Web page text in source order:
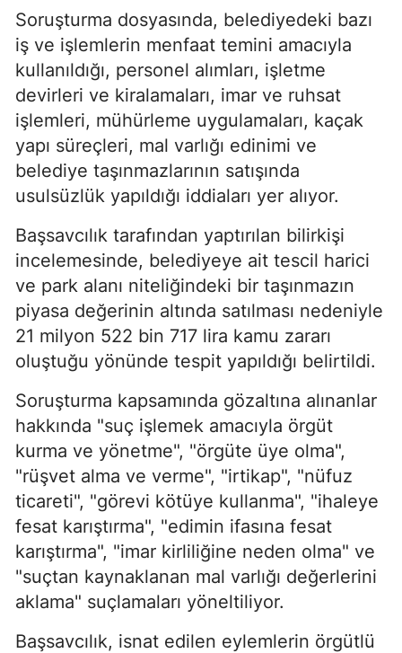
Soruşturma dosyasında, belediyedeki bazı
iş ve işlemlerin menfaat temini amacıyla
kullanıldığı, personel alımları, işletme
devirleri ve kiralamaları, imar ve ruhsat
işlemleri, mühürleme uygulamaları, kaçak
yapı süreçleri, mal varlığı edinimi ve
belediye taşınmazlarının satışında
usulsüzlük yapıldığı iddiaları yer alıyor.
Başsavcılık tarafından yaptırılan bilirkişi
incelemesinde, belediyeye ait tescil harici
ve park alanı niteliğindeki bir taşınmazın
piyasa değerinin altında satılması nedeniyle
21 milyon 522 bin 717 lira kamu zararı
oluştuğu yönünde tespit yapıldığı belirtildi.
Soruşturma kapsamında gözaltına alınanlar
hakkında "suç işlemek amacıyla örgüt
kurma ve yönetme", "örgüte üye olma",
"rüşvet alma ve verme", "irtikap", "nüfuz
ticareti", "görevi kötüye kullanma", "ihaleye
fesat karıştırma", "edimin ifasına fesat
karıştırma", "imar kirliliğine neden olma" ve
"suçtan kaynaklanan mal varlığı değerlerini
aklama" suçlamaları yöneltiliyor.
Başsavcılık, isnat edilen eylemlerin örgütlü